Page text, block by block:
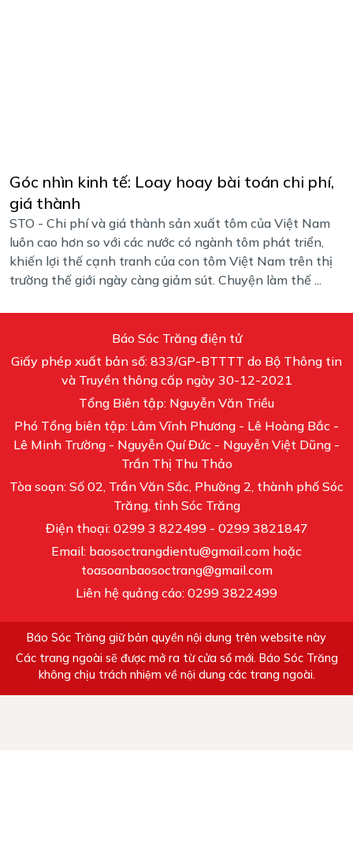
Góc nhìn kinh tế: Loay hoay bài toán chi phí,
giá thành
STO - Chi phí và giá thành sản xuất tôm của Việt Nam
luôn cao hơn so với các nước có ngành tôm phát triển,
khiến lợi thế cạnh tranh của con tôm Việt Nam trên thị
trường thế giới ngày càng giảm sút. Chuyện làm thế ...
Báo Sóc Trăng điện tử
Giấy phép xuất bản số: 833/GP-BTTTT do Bộ Thông tin
và Truyền thông cấp ngày 30-12-2021
Tổng Biên tập: Nguyễn Văn Triều
Phó Tổng biên tập: Lâm Vĩnh Phương - Lê Hoàng Bắc -
Lê Minh Trường - Nguyễn Quí Đức - Nguyễn Việt Dũng -
Trần Thị Thu Thảo
Tòa soạn: Số 02, Trần Văn Sắc, Phường 2, thành phố Sóc
Trăng, tỉnh Sóc Trăng
Điện thoại: 0299 3 822499 - 0299 3821847
Email: baosoctrangdientu@gmail.com hoặc
toasoanbaosoctrang@gmail.com
Liên hệ quảng cáo: 0299 3822499
Báo Sóc Trăng giữ bản quyền nội dung trên website này
Các trang ngoài sẽ được mở ra từ cửa sổ mới. Báo Sóc Trăng
không chịu trách nhiệm về nội dung các trang ngoài.